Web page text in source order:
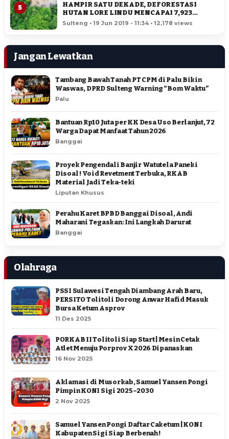
5
HAMPIR SATU DEKADE, DEFORESTASI
HUTAN LORE LINDU MENCAPAI 7,923
HEKTAR
Sulteng • 19 Jun 2019 - 11:34 • 12,178 views
Jangan Lewatkan
Tambang Bawah Tanah PT CPM di Palu Bikin
Waswas, DPRD Sulteng Warning “Bom Waktu”
Palu
Bantuan Rp10 Juta per KK Desa Uso Berlanjut, 72
Warga Dapat Manfaat Tahun 2026
Banggai
Proyek Pengendali Banjir Watutela Paneki
Disoal ! Void Revetment Terbuka, RKAB
Material Jadi Teka-teki
Liputan Khusus
Perahu Karet BPBD Banggai Disoal, Andi
Maharani Tegaskan: Ini Langkah Darurat
Banggai
Olahraga
PSSI Sulawesi Tengah Diambang Arah Baru,
PERSITO Tolitoli Dorong Anwar Hafid Masuk
Bursa Ketum Asprov
11 Des 2025
PORKAB II Tolitoli Siap Start | Mesin Cetak
Atlet Menuju Porprov X 2026 Dipanaskan
16 Nov 2025
Aklamasi di Musorkab, Samuel Yansen Pongi
Pimpin KONI Sigi 2025–2030
2 Nov 2025
Samuel Yansen Pongi Daftar Caketum | KONI
Kabupaten Sigi Siap Berbenah !